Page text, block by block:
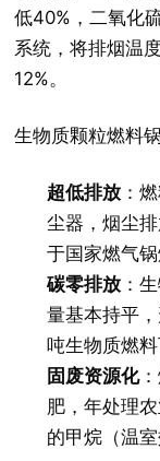
低40%，二氧化
系统，将排烟温
12%。
生物质颗粒燃料
超低排放 ：
尘器，烟尘
于国家燃气
碳零排放 ：
量基本持平
吨生物质燃料
固废资源化
肥，年处理
的甲烷（温室